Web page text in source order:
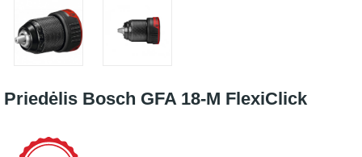
Priedėlis Bosch GFA 18-M FlexiClick